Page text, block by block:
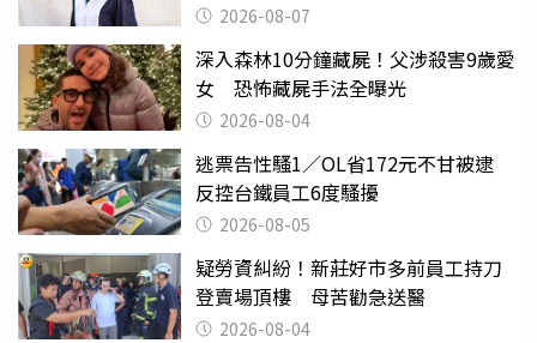
2026-08-07
深入森林10分鐘藏屍！父涉殺害9歲愛
女 恐怖藏屍手法全曝光
2026-08-04
逃票告性騷1／OL省172元不甘被逮
反控台鐵員工6度騷擾
2026-08-05
疑勞資糾紛！新莊好市多前員工持刀
登賣場頂樓 母苦勸急送醫
2026-08-04